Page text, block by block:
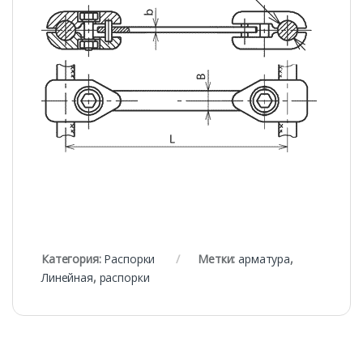
Категория: Распорки Метки:арматура,
Линейная, распорки